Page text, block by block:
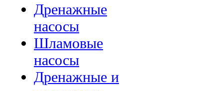
Дренажные
насосы
Шламовые
насосы
Дренажные и